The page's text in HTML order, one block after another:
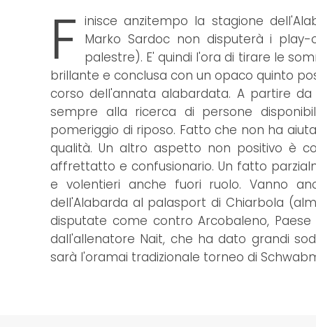
F inisce anzitempo la stagione
Marko Sardoc non disputerà i
palestre). E' quindi l'ora di tirare le
brillante e conclusa con un opaco quinto
corso dell'annata alabardata. A partire
sempre alla ricerca di persone
pomeriggio di riposo. Fatto che non ha
qualità. Un altro aspetto non positivo è
affrettatto e confusionario. Un fatto
e volentieri anche fuori ruolo. Vanno
dell'Alabarda al palasport di Chiarbola
disputate come contro Arcobaleno,
dall'allenatore Nait, che ha dato grandi
sarà l'oramai tradizionale torneo di